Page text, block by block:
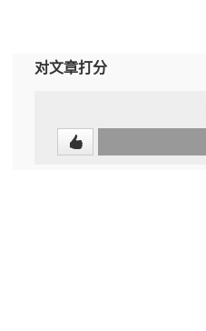
对文章打分